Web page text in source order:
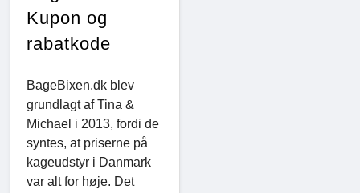
Kupon og
rabatkode
BageBixen.dk blev
grundlagt af Tina &
Michael i 2013, fordi de
syntes, at priserne på
kageudstyr i Danmark
var alt for høje. Det